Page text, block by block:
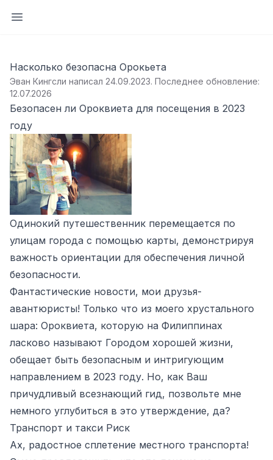
Открыть боковую панель
Насколько безопасна Орокьета
Эван Кингсли написал 24.09.2023. Последнее обновление:
12.07.2026
Безопасен ли Ороквиета для посещения в 2023
году
Одинокий путешественник перемещается по
улицам города с помощью карты, демонстрируя
важность ориентации для обеспечения личной
безопасности.
Фантастические новости, мои друзья-
авантюристы! Только что из моего хрустального
шара: Ороквиета, которую на Филиппинах
ласково называют Городом хорошей жизни,
обещает быть безопасным и интригующим
направлением в 2023 году. Но, как Ваш
причудливый всезнающий гид, позвольте мне
немного углубиться в это утверждение, да?
Транспорт и такси Риск
Ах, радостное сплетение местного транспорта!